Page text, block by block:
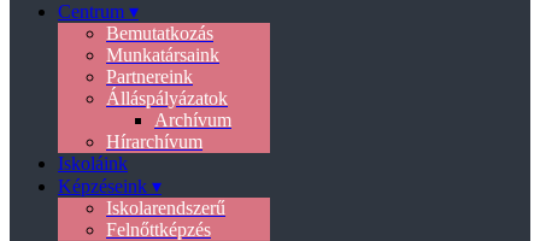
Centrum ▾
Bemutatkozás
Munkatársaink
Partnereink
Álláspályázatok
Archívum
Hírarchívum
Iskoláink
Képzéseink ▾
Iskolarendszerű
Felnőttképzés